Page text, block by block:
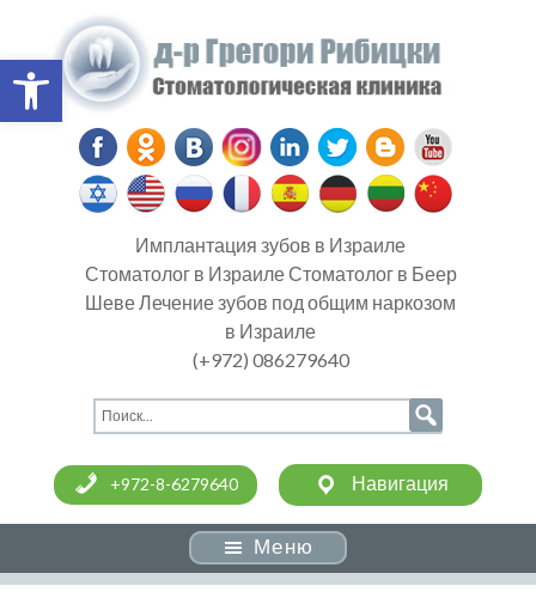
Open toolbar
Имплантация зубов в Израиле
Стоматолог в Израиле Стоматолог в Беер
Шеве Лечение зубов под общим наркозом
в Израиле
(+972) 086279640
+972-8-6279640 Навигация
Меню